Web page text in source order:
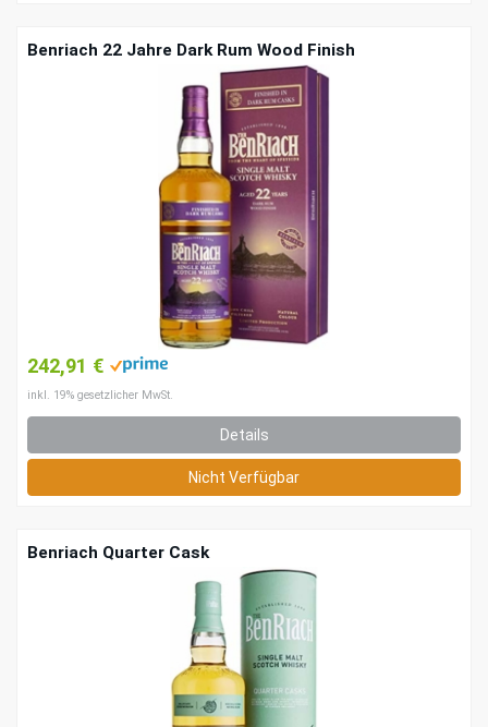
Benriach 22 Jahre Dark Rum Wood Finish
242,91 €
inkl. 19% gesetzlicher MwSt.
Details
Nicht Verfügbar
Benriach Quarter Cask